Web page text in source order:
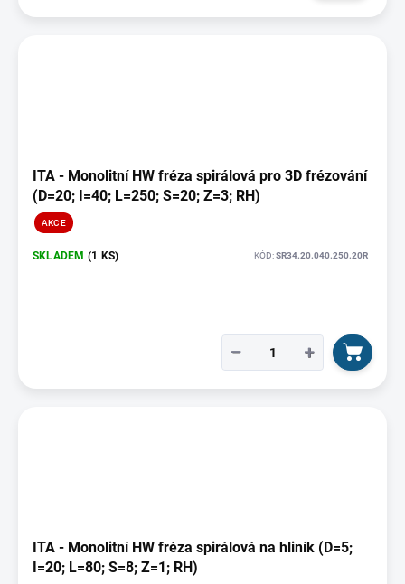
ITA - Monolitní HW fréza spirálová pro 3D frézování
(D=20; I=40; L=250; S=20; Z=3; RH)
AKCE
SKLADEM (1 KS) KÓD:SR34.20.040.250.20R
+
−
ITA - Monolitní HW fréza spirálová na hliník (D=5;
I=20; L=80; S=8; Z=1; RH)